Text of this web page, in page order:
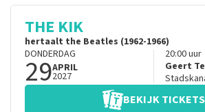
THE KIK
hertaalt the Beatles (1962-1966)
DONDERDAG
29APRIL
2027
20:00uur
Geert
BEKIJK TICKETS